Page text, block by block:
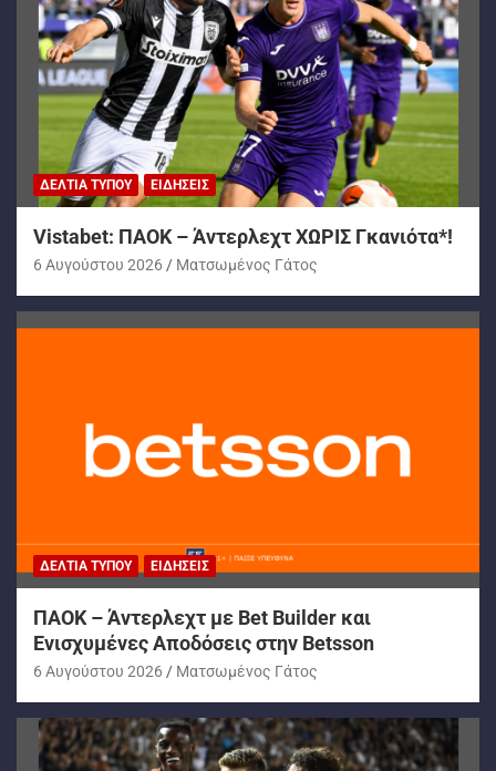
ΔΕΛΤΊΑ ΤΎΠΟΥ ΕΙΔΉΣΕΙΣ
Vistabet: ΠΑΟΚ – Άντερλεχτ ΧΩΡΙΣ Γκανιότα*!
6 Αυγούστου 2026 Ματσωμένος Γάτος
ΔΕΛΤΊΑ ΤΎΠΟΥ ΕΙΔΉΣΕΙΣ
ΠΑΟΚ – Άντερλεχτ με Bet Builder και
Ενισχυμένες Αποδόσεις στην Betsson
6 Αυγούστου 2026 Ματσωμένος Γάτος